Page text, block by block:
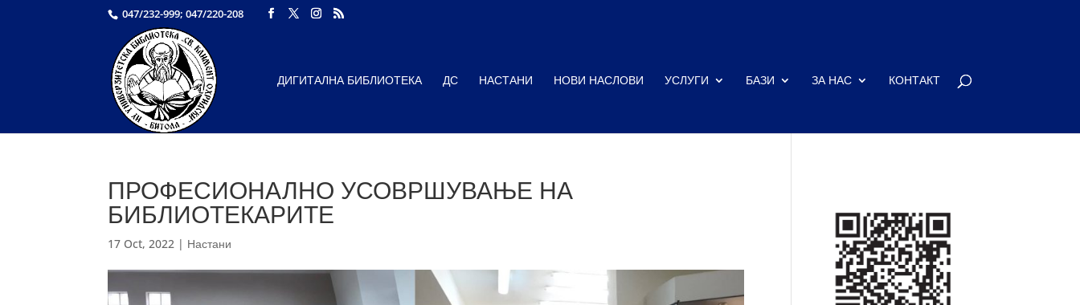
047/232-999; 047/220-208
ДИГИТАЛНА БИБЛИОТЕКА ДС НАСТАНИ НОВИ НАСЛОВИ УСЛУГИ БАЗИ ЗА НАС КОНТАКТ
ПРОФЕСИОНАЛНО УСОВРШУВАЊЕ НА
БИБЛИОТЕКАРИТЕ
17 Oct, 2022 | Настани